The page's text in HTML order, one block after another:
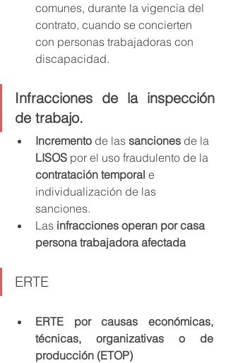
comunes, durante la vigencia del
contrato, cuando se concierten
con personas trabajadoras con
discapacidad.
Infracciones de la inspección
de trabajo.
Incremento de las sanciones de la
LISOS por el uso fraudulento de la
contratación temporal e
individualización de las
sanciones.
Las infracciones operan por casa
persona trabajadora afectada
ERTE
ERTE por causas económicas,
técnicas, organizativas o de
producción (ETOP)